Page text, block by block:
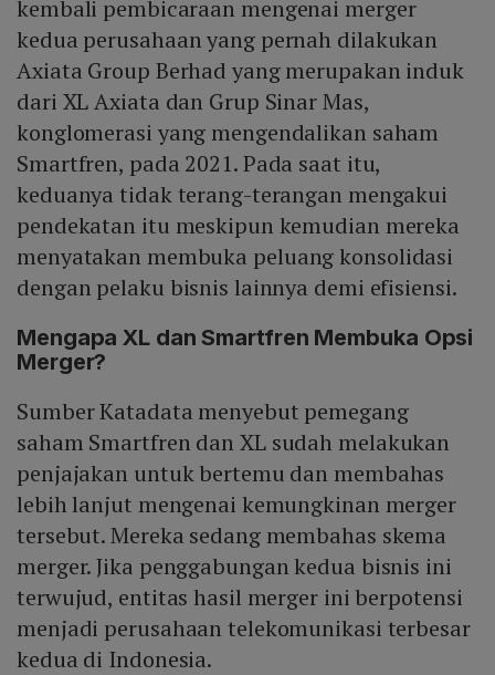
kembali pembicaraan mengenai merger
kedua perusahaan yang pernah dilakukan
Axiata Group Berhad yang merupakan induk
dari XL Axiata dan Grup Sinar Mas,
konglomerasi yang mengendalikan saham
Smartfren, pada 2021. Pada saat itu,
keduanya tidak terang-terangan mengakui
pendekatan itu meskipun kemudian mereka
menyatakan membuka peluang konsolidasi
dengan pelaku bisnis lainnya demi efisiensi.
Mengapa XL dan Smartfren Membuka Opsi
Merger?
Sumber Katadata menyebut pemegang
saham Smartfren dan XL sudah melakukan
penjajakan untuk bertemu dan membahas
lebih lanjut mengenai kemungkinan merger
tersebut. Mereka sedang membahas skema
merger. Jika penggabungan kedua bisnis ini
terwujud, entitas hasil merger ini berpotensi
menjadi perusahaan telekomunikasi terbesar
kedua di Indonesia.